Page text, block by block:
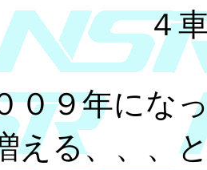
４
０９年にな
える、、、